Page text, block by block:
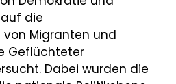
die
Migranten und
Geflüchteter
Dabei wurden die